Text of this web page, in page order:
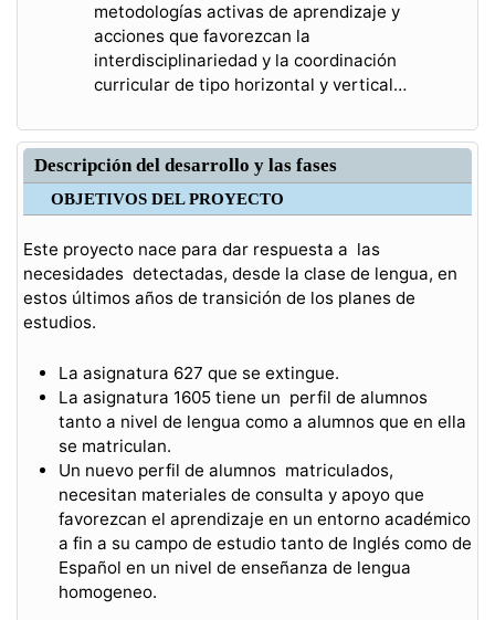
metodologías activas de aprendizaje y
acciones que favorezcan la
interdisciplinariedad y la coordinación
curricular de tipo horizontal y vertical…
Descripción del desarrollo y las fases
OBJETIVOS DEL PROYECTO
Este proyecto nace para dar respuesta a las
necesidades detectadas, desde la clase de lengua, en
estos últimos años de transición de los planes de
estudios.
La asignatura 627 que se extingue.
La asignatura 1605 tiene un perfil de alumnos
tanto a nivel de lengua como a alumnos que en ella
se matriculan.
Un nuevo perfil de alumnos matriculados,
necesitan materiales de consulta y apoyo que
favorezcan el aprendizaje en un entorno académico
a fin a su campo de estudio tanto de Inglés como de
Español en un nivel de enseñanza de lengua
homogeneo.